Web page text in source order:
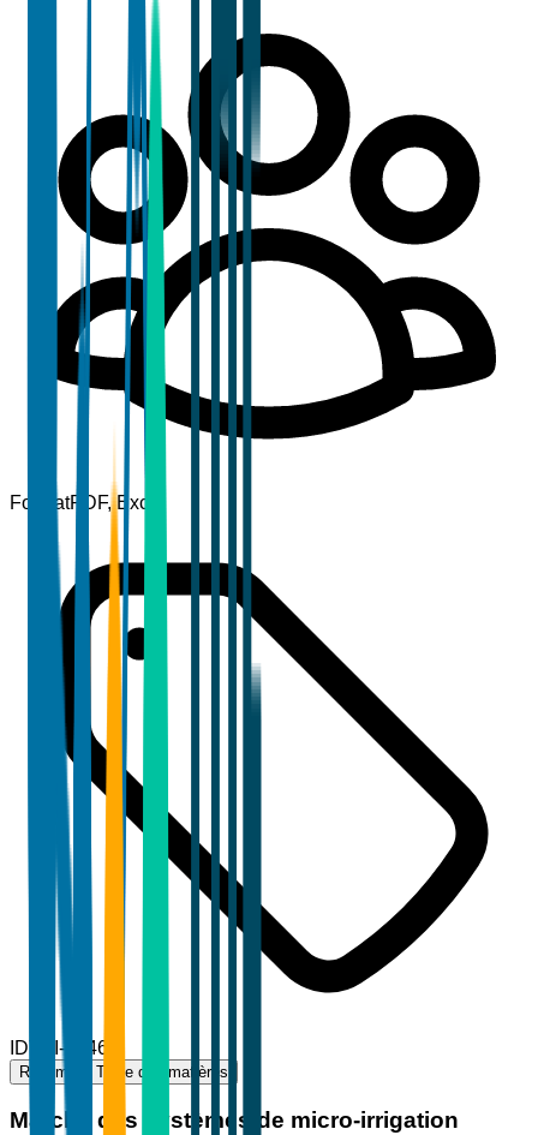
FormatPDF, Excel
IDTBI-68468
Résumé Table des matières
Marché des systèmes de micro-irrigation